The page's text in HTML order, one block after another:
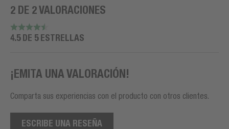
2 DE 2 VALORACIONES
4.5 DE 5 ESTRELLAS
¡EMITA UNA VALORACIÓN!
Comparta sus experiencias con el producto con otros clientes.
ESCRIBE UNA RESEÑA